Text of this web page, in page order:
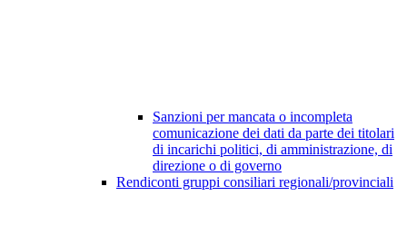
Sanzioni per mancata o incompleta
comunicazione dei dati da parte dei titolari
di incarichi politici, di amministrazione, di
direzione o di governo
Rendiconti gruppi consiliari regionali/provinciali